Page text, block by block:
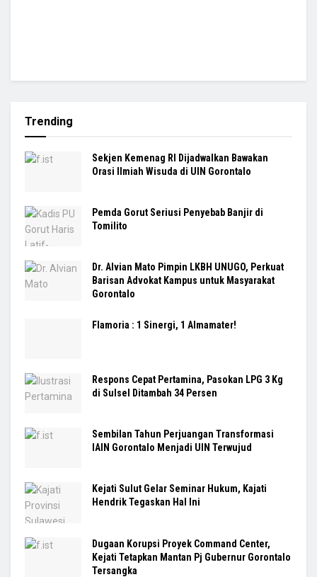
Trending
Sekjen Kemenag RI Dijadwalkan Bawakan
Orasi Ilmiah Wisuda di UIN Gorontalo
Pemda Gorut Seriusi Penyebab Banjir di
Tomilito
Dr. Alvian Mato Pimpin LKBH UNUGO, Perkuat
Barisan Advokat Kampus untuk Masyarakat
Gorontalo
Flamoria : 1 Sinergi, 1 Almamater!
Respons Cepat Pertamina, Pasokan LPG 3 Kg
di Sulsel Ditambah 34 Persen
Sembilan Tahun Perjuangan Transformasi
IAIN Gorontalo Menjadi UIN Terwujud
Kejati Sulut Gelar Seminar Hukum, Kajati
Hendrik Tegaskan Hal Ini
Dugaan Korupsi Proyek Command Center,
Kejati Tetapkan Mantan Pj Gubernur Gorontalo
Tersangka